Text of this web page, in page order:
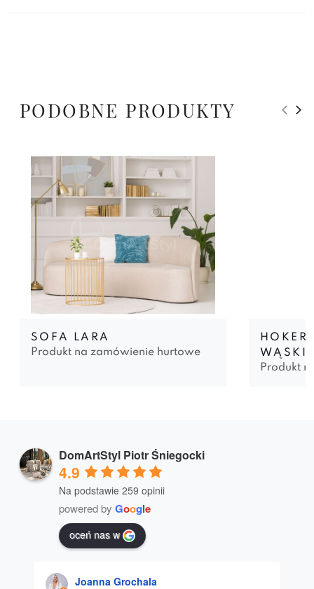
PODOBNE PRODUKTY
SOFA LARA
Produkt na zamówienie hurtowe
HOKER
WĄSKI
Produkt
DomArtStyl Piotr Śniegocki
4.9
Na podstawie 259 opinii
powered by Google
oceń nas w
Joanna Grochala